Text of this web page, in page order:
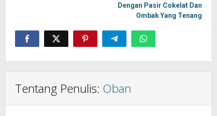
Dengan Pasir Cokelat Dan
Ombak Yang Tenang
Tentang Penulis: Oban